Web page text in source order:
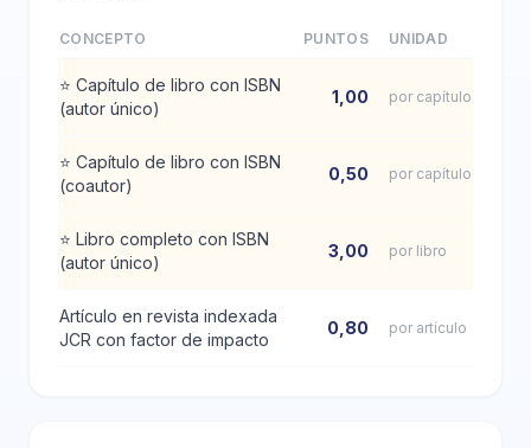
CONCEPTO PUNTOS UNIDAD
⭐ Capítulo de libro con ISBN
(autor único)
1,00 por capítulo
⭐ Capítulo de libro con ISBN
(coautor)
0,50 por capítulo
⭐ Libro completo con ISBN
(autor único)
3,00 por libro
Artículo en revista indexada
JCR con factor de impacto
0,80 por artículo